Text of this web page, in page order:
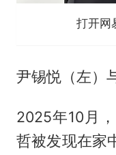
打开网
尹锡悦（左）
2025年10月
哲被发现在家